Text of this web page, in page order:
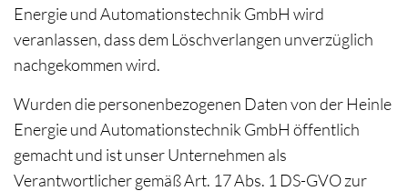
Energie und Automationstechnik GmbH wird
veranlassen, dass dem Löschverlangen unverzüglich
nachgekommen wird.
Wurden die personenbezogenen Daten von der Heinle
Energie und Automationstechnik GmbH öffentlich
gemacht und ist unser Unternehmen als
Verantwortlicher gemäß Art. 17 Abs. 1 DS-GVO zur